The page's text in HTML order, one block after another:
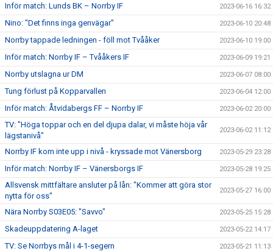
Inför match: Lunds BK – Norrby IF 2023-06-16 16:32
Nino: "Det finns inga genvägar" 2023-06-10 20:48
Norrby tappade ledningen - föll mot Tvååker 2023-06-10 19:00
Inför match: Norrby IF – Tvååkers IF 2023-06-09 19:21
Norrby utslagna ur DM 2023-06-07 08:00
Tung förlust på Kopparvallen 2023-06-04 12:00
Inför match: Åtvidabergs FF – Norrby IF 2023-06-02 20:00
TV: "Höga toppar och en del djupa dalar, vi måste höja vår
lägstanivå"
2023-06-02 11:12
Norrby IF kom inte upp i nivå - kryssade mot Vänersborg 2023-05-29 23:28
Inför match: Norrby IF – Vänersborgs IF 2023-05-28 19:25
Allsvensk mittfältare ansluter på lån: "Kommer att göra stor
nytta för oss"
2023-05-27 16:00
Nära Norrby S03E05: "Savvo" 2023-05-25 15:28
Skadeuppdatering A-laget 2023-05-22 14:17
TV: Se Norrbys mål i 4-1-segern 2023-05-21 11:13